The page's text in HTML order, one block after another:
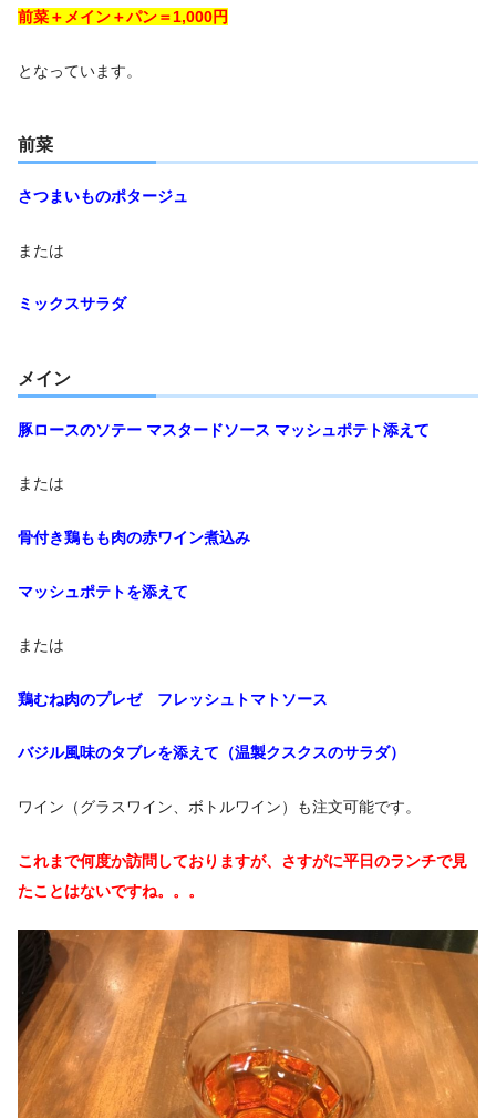
前菜＋メイン＋パン＝1,000円
となっています。
前菜
さつまいものポタージュ
または
ミックスサラダ
メイン
豚ロースのソテー マスタードソース マッシュポテト添えて
または
骨付き鶏もも肉の赤ワイン煮込み
マッシュポテトを添えて
または
鶏むね肉のプレゼ フレッシュトマトソース
バジル風味のタブレを添えて（温製クスクスのサラダ）
ワイン（グラスワイン、ボトルワイン）も注文可能です。
これまで何度か訪問しておりますが、 さすがに平日のランチで見
たことはないですね。。。